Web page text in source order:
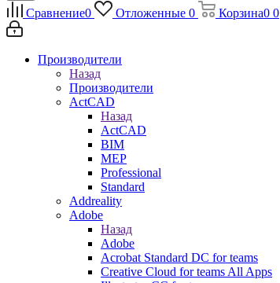
Сравнение0 Отложенные 0 Корзина0 0
Производители
Назад
Производители
ActCAD
Назад
ActCAD
BIM
MEP
Professional
Standard
Addreality
Adobe
Назад
Adobe
Acrobat Standard DC for teams
Creative Cloud for teams All Apps